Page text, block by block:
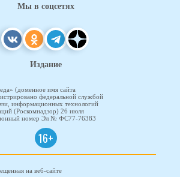
Мы в соцсетях
Издание
(доменное имя сайта
федеральной службой
информационных технологий
(Роскомнадзор) 26 июля
номер Эл № ФС77-76383
16+
на веб-сайте